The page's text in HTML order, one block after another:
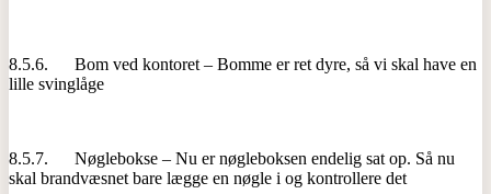
8.5.6. Bom ved kontoret – Bomme er ret dyre, så vi skal have en
lille svinglåge
8.5.7. Nøglebokse – Nu er nøgleboksen endelig sat op. Så nu
skal brandvæsnet bare lægge en nøgle i og kontrollere det